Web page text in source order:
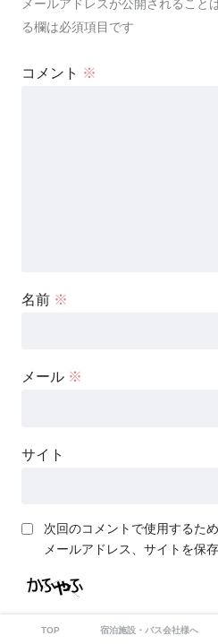
メールアドレスが公開されること
る欄は必須項目です
コメント ※
名前 ※
メール ※
サイト
次回のコメントで使用するた
メールアドレス、サイトを保存
上に表示された文字を入力し
TOP 宿泊施設・バス会社様へ｜集